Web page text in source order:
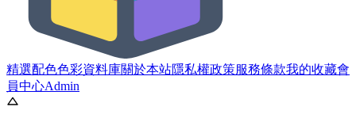
精選配色色彩資料庫關於本站隱私權政策服務條款我的收藏會
員中心Admin